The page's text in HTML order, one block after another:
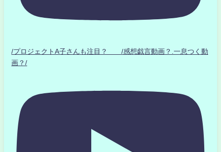
/プロジェクトA子さんも注目？ /感想戯言動画？.一息つく動
画？/